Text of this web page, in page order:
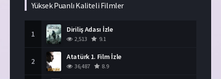
Yüksek Puanlı Kaliteli Filmler
1 Diriliş Adası İzle
2,513 9.1
2 Atatürk 1. Film İzle
36,487 8.9